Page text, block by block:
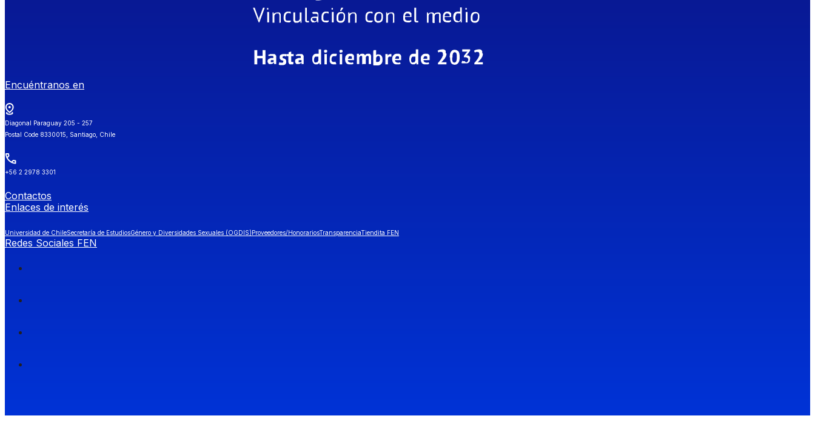
Encuéntranos en
Diagonal Paraguay 205 - 257
Postal Code 8330015, Santiago, Chile
+56 2 2978 3301
Contactos
Enlaces de interés
Universidad de ChileSecretaría de EstudiosGénero y Diversidades Sexuales (OGDIS)Proveedores/HonorariosTransparenciaTiendita FEN
Redes Sociales FEN